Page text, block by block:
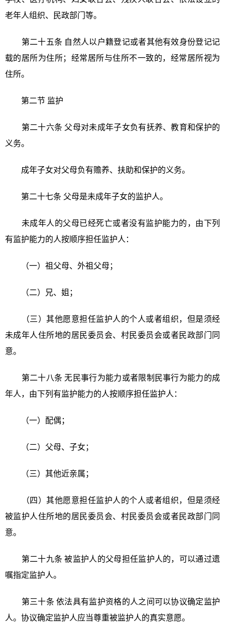
老年人组织、民政部门等。
第二十五条 自然人以户籍登记或者其他有效身份登记记
载的居所为住所；经常居所与住所不一致的，经常居所视为
住所。
第二节 监护
第二十六条 父母对未成年子女负有抚养、教育和保护的
义务。
成年子女对父母负有赡养、扶助和保护的义务。
第二十七条 父母是未成年子女的监护人。
未成年人的父母已经死亡或者没有监护能力的，由下列
有监护能力的人按顺序担任监护人：
（一）祖父母、外祖父母；
（二）兄、姐；
（三）其他愿意担任监护人的个人或者组织，但是须经
未成年人住所地的居民委员会、村民委员会或者民政部门同
意。
第二十八条 无民事行为能力或者限制民事行为能力的成
年人，由下列有监护能力的人按顺序担任监护人：
（一）配偶；
（二）父母、子女；
（三）其他近亲属；
（四）其他愿意担任监护人的个人或者组织，但是须经
被监护人住所地的居民委员会、村民委员会或者民政部门同
意。
第二十九条 被监护人的父母担任监护人的，可以通过遗
嘱指定监护人。
第三十条 依法具有监护资格的人之间可以协议确定监护
人。协议确定监护人应当尊重被监护人的真实意愿。